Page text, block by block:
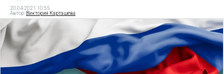
20.04.2021 10:55
Автор: Виктория Карташева